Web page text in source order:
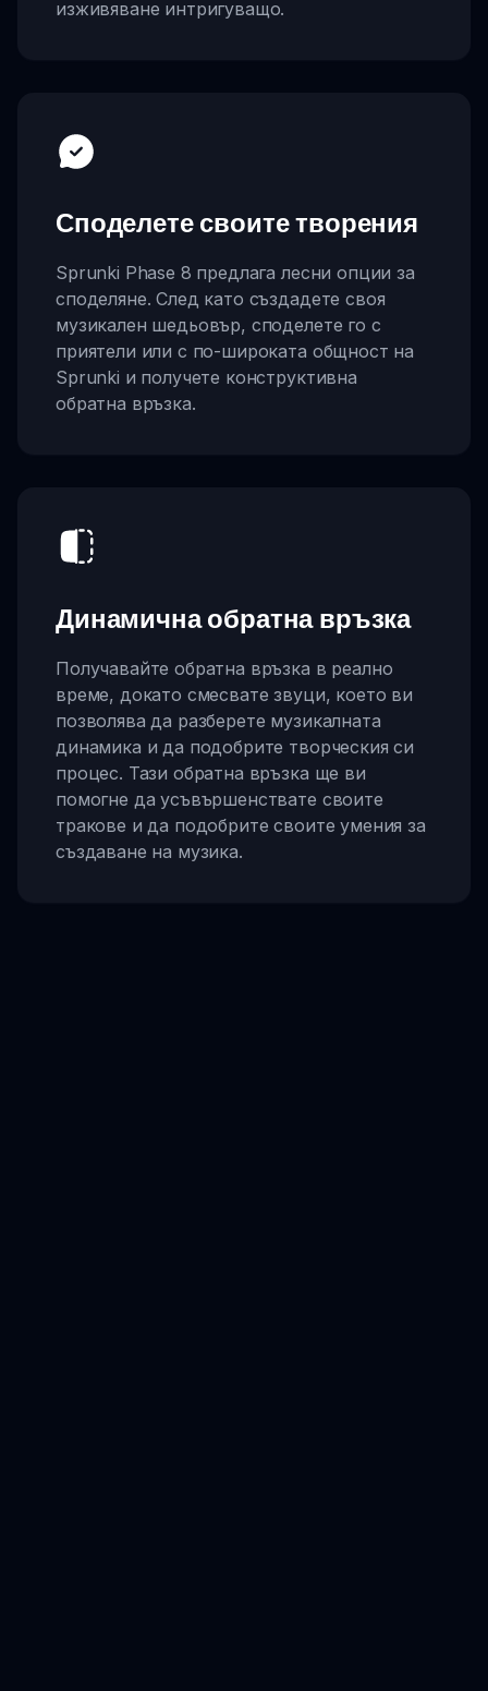
изживяване интригуващо.
Споделете своите творения
Sprunki Phase 8 предлага лесни опции за
споделяне. След като създадете своя
музикален шедьовър, споделете го с
приятели или с по-широката общност на
Sprunki и получете конструктивна
обратна връзка.
Динамична обратна връзка
Получавайте обратна връзка в реално
време, докато смесвате звуци, което ви
позволява да разберете музикалната
динамика и да подобрите творческия си
процес. Тази обратна връзка ще ви
помогне да усъвършенствате своите
тракове и да подобрите своите умения за
създаване на музика.